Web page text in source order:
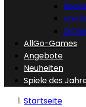
AllGo-Games
Angebote
Neuheiten
Spiele des
Startseite